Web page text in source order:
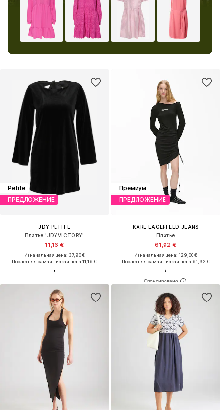
Petite
ПРЕДЛОЖЕНИЕ
JDY PETITE
Платье 'JDYVICTORY'
11,16 €
Изначальная цена: 37,90 €
Последняя самая низкая цена:11,16 €
Премиум
ПРЕДЛОЖЕНИЕ
KARL LAGERFELD JEANS
Платье
61,92 €
Изначальная цена: 129,00 €
Последняя самая низкая цена:61,92 €